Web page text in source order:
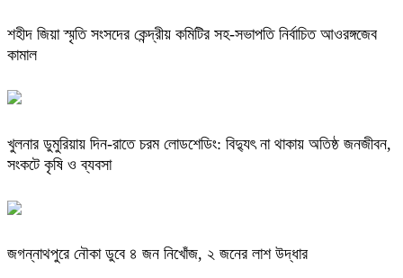
শহীদ জিয়া স্মৃতি সংসদের কেন্দ্রীয় কমিটির সহ-সভাপতি নির্বাচিত আওরঙ্গজেব
কামাল
খুলনার ডুমুরিয়ায় দিন-রাতে চরম লোডশেডিং: বিদ্যুৎ না থাকায় অতিষ্ঠ জনজীবন,
সংকটে কৃষি ও ব্যবসা
জগন্নাথপুরে নৌকা ডুবে ৪ জন নিখোঁজ, ২ জনের লাশ উদ্ধার